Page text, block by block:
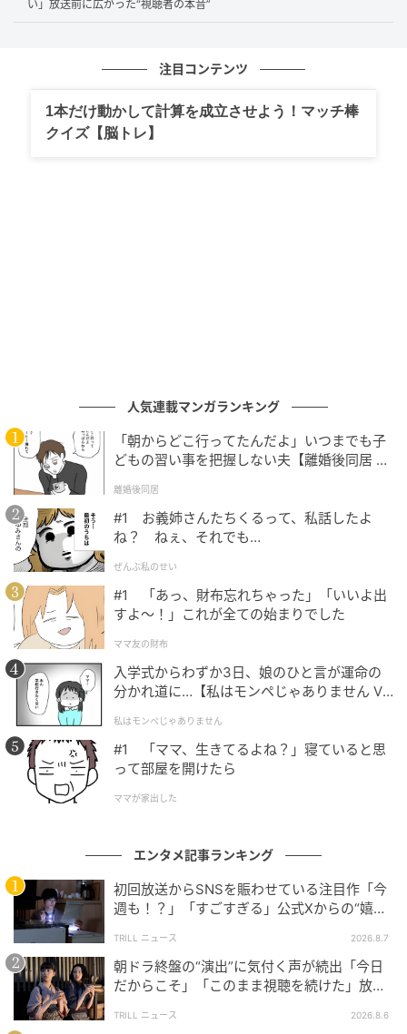
要素」「飯尾さん、実は英語が分かりますとか」と推
察した。SNSでもこの話題に「突然きた」「本物の院
長はこっち？」「斜め上の展開過ぎる」「英語分かる
んじゃないの？」「面白い設定」といった予測不能な
展開を楽しむ声もあがっている。
また、仕事がうまくいかず、体調も悪化しているりん
に対して、「休んだ方がいいのでは」「休職しな」
「シマケンが立ち直るきっかけをくれる？」といった
心配の声が集まっている。
連続テレビ小説『風、薫る』毎週月曜〜土曜あさ8時放
NHK ONE（新NHKプラス）同時見逃し配信中・過去
回はNHKオンデマンドで配信
#1 お義姉さんたちくるって、私話したよ
ね？ ねぇ、それでも…
い」放送前に広がった“視聴者の本音”
注目コンテンツ
1本だけ動かして計算を成立させよう！マッチ棒
クイズ【脳トレ】
人気連載マンガランキング
「朝からどこ行ってたんだよ」いつまでも子
どもの習い事を把握しない夫【離婚後同居 Vo
離婚後同居
#1 お義姉さんたちくるって、私話したよ
ね？ ねぇ、それでも…
ぜんぶ私のせい
#1 「あっ、財布忘れちゃった」「いいよ出
すよ〜！」これが全ての始まりでした
ママ友の財布
入学式からわずか3日、娘のひと言が運命の
分かれ道に…【私はモンペじゃありません Vo
私はモンペじゃありません
#1 「ママ、生きてるよね？」寝ていると思
って部屋を開けたら
ママが家出した
エンタメ記事ランキング
初回放送からSNSを賑わせている注目作「今
週も！？」「すごすぎる」公式Xからの“嬉し
TRILL ニュース 2026.8.7
朝ドラ終盤の“演出”に気付く声が続出「今日
だからこそ」「このまま視聴を続けた」放送
TRILL ニュース 2026.8.6